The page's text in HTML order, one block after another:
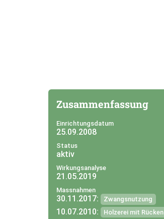
Zusammenfassung
Einrichtungsdatum
25.09.2008
Status
aktiv
Wirkungsanalyse
21.05.2019
Massnahmen
30.11.2017: Zwangsnutzung
10.07.2010:
Holzerei mit Rücken